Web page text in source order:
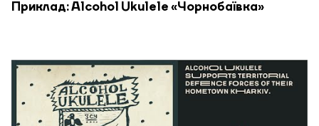
Приклад: Alcohol Ukulele «Чорнобаївка»